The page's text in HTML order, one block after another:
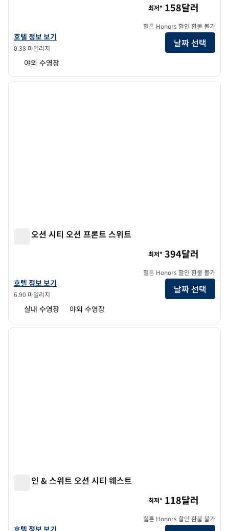
펜윅 쇼어, 태피스트리 컬렉션 바이 힐튼 호텔 정보 보기
호텔 정보 보기
0.38 마일리지
최저* 158달러
힐튼 Honors 할인 환불 불가
날짜 선택
야외 수영장
1/12
1/12
다음
힐튼 오션 시티 오션 프론트 스위트
힐튼 오션 시티 오션 프론트 스위트의 호텔 정보 보기
호텔 정보 보기
6.90 마일리지
최저* 394달러
힐튼 Honors 할인 환불 불가
날짜 선택
실내 수영장 야외 수영장
1/12
1/12
다음
햄튼 인 & 스위트 오션 시티 웨스트
햄튼 인 & 스위트 오션 시티 웨스트의 호텔 정보 보기
호텔 정보 보기
최저* 118달러
힐튼 Honors 할인 환불 불가